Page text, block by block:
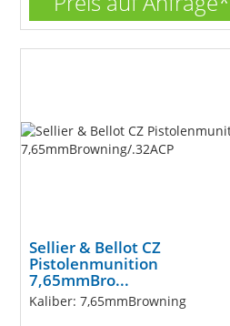
Sellier & Bellot CZ
Pistolenmunition
7,65mmBro...
Kaliber: 7,65mmBrowning